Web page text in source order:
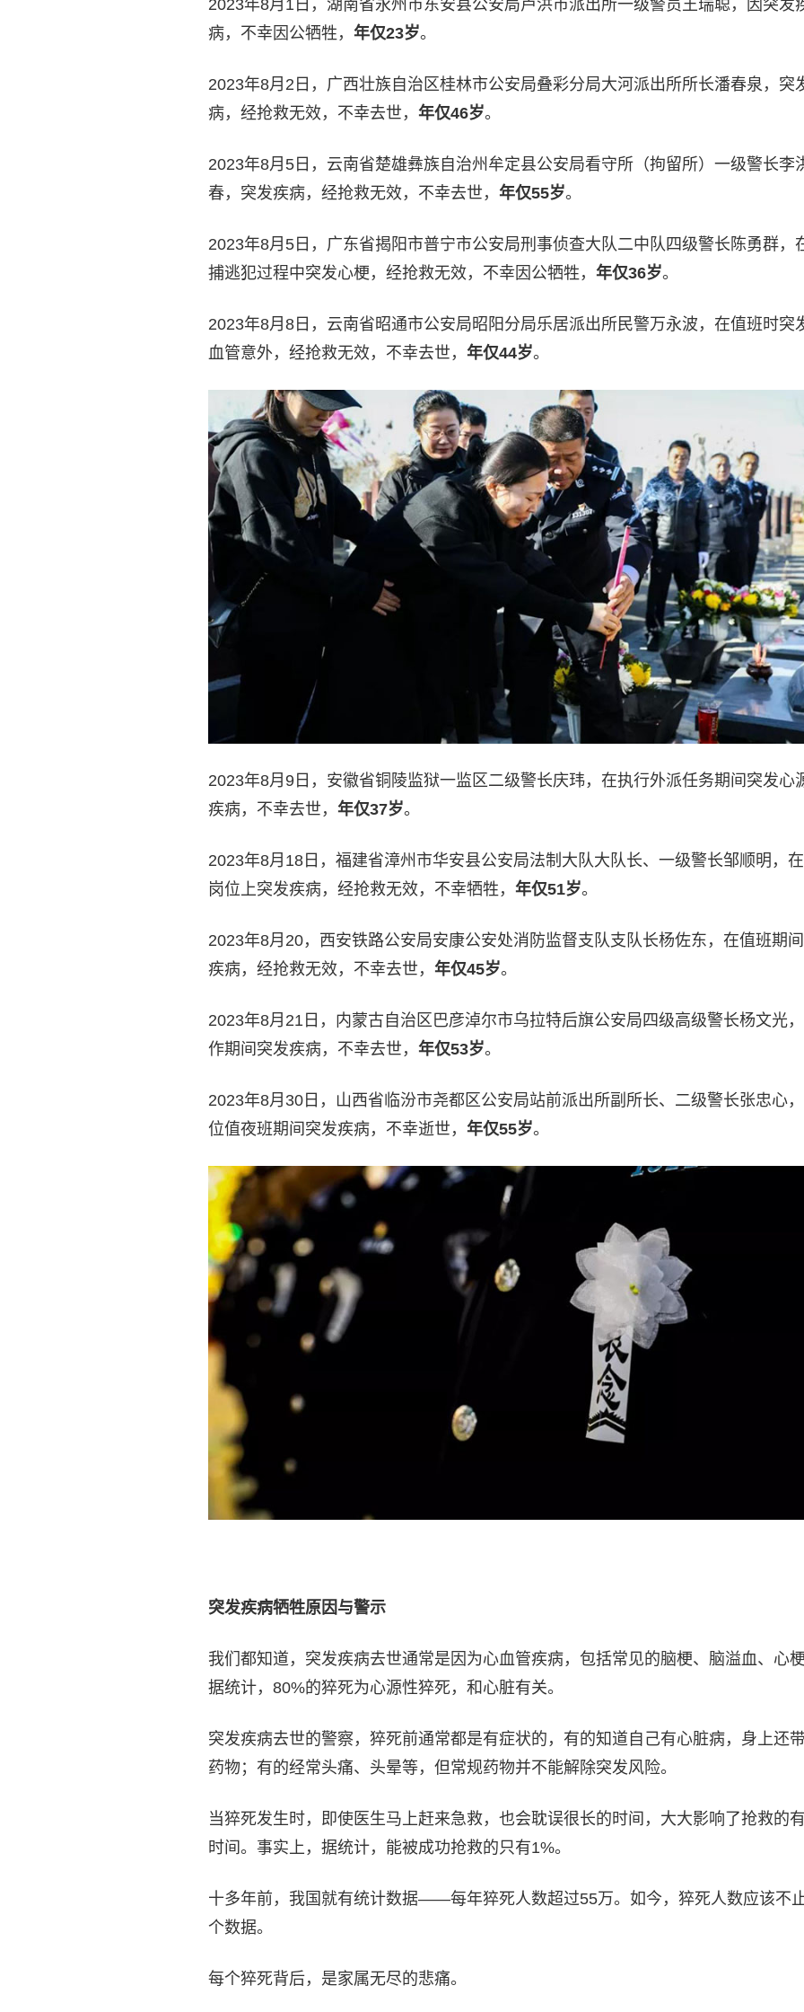
2023年8月1日，湖南省永州市东安县公安局芦洪市派出所一级警员王瑞聪，因突发
病，不幸因公牺牲， 年仅23岁。
2023年8月2日，广西壮族自治区桂林市公安局叠彩分局大河派出所所长潘春泉，突
病，经抢救无效，不幸去世， 年仅46岁。
2023年8月5日，云南省楚雄彝族自治州牟定县公安局看守所（拘留所）一级警长李
春，突发疾病，经抢救无效，不幸去世， 年仅55岁。
2023年8月5日，广东省揭阳市普宁市公安局刑事侦查大队二中队四级警长陈勇群，
捕逃犯过程中突发心梗，经抢救无效，不幸因公牺牲， 年仅36岁。
2023年8月8日，云南省昭通市公安局昭阳分局乐居派出所民警万永波，在值班时突
血管意外，经抢救无效，不幸去世， 年仅44岁。
2023年8月9日，安徽省铜陵监狱一监区二级警长庆玮，在执行外派任务期间突发心
疾病，不幸去世， 年仅37岁。
2023年8月18日，福建省漳州市华安县公安局法制大队大队长、一级警长邹顺明，
岗位上突发疾病，经抢救无效，不幸牺牲， 年仅51岁。
2023年8月20，西安铁路公安局安康公安处消防监督支队支队长杨佐东，在值班期
疾病，经抢救无效，不幸去世， 年仅45岁。
2023年8月21日，内蒙古自治区巴彦淖尔市乌拉特后旗公安局四级高级警长杨文光
作期间突发疾病，不幸去世， 年仅53岁。
2023年8月30日，山西省临汾市尧都区公安局站前派出所副所长、二级警长张忠心
位值夜班期间突发疾病，不幸逝世， 年仅55岁。
突发疾病牺牲原因与警示
我们都知道，突发疾病去世通常是因为心血管疾病，包括常见的脑梗、脑溢血、心
据统计，80%的猝死为心源性猝死，和心脏有关。
突发疾病去世的警察，猝死前通常都是有症状的，有的知道自己有心脏病，身上还
药物；有的经常头痛、头晕等，但常规药物并不能解除突发风险。
当猝死发生时，即使医生马上赶来急救，也会耽误很长的时间，大大影响了抢救的
时间。事实上，据统计，能被成功抢救的只有1%。
十多年前，我国就有统计数据——每年猝死人数超过55万。如今，猝死人数应该不
个数据。
每个猝死背后，是家属无尽的悲痛。